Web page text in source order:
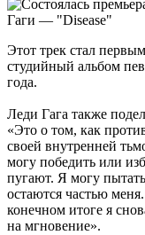
Этот трек стал
студийный альбом
года.
Леди Гага также
«Это о том, как
своей внутренней
могу победить или
пугают. Я могу
остаются частью
конечном итоге я
на мгновение».